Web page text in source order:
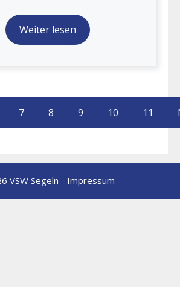
Weiter lesen
7 8 9 10 11
VSW Segeln - Impressum